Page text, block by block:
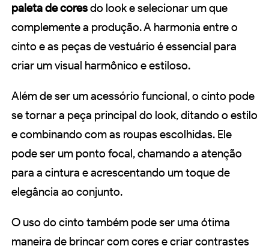
paleta de coresdo look e selecionar um que
complemente a produção. A harmonia entre o
cinto e as peças de vestuário é essencial para
criar um visual harmônico e estiloso.
Além de ser um acessório funcional, o cinto pode
se tornar a peça principal do look, ditando o estilo
e combinando com as roupas escolhidas. Ele
pode ser um ponto focal, chamando a atenção
para a cintura e acrescentando um toque de
elegância ao conjunto.
O uso do cinto também pode ser uma ótima
maneira de brincar com cores e criar contrastes